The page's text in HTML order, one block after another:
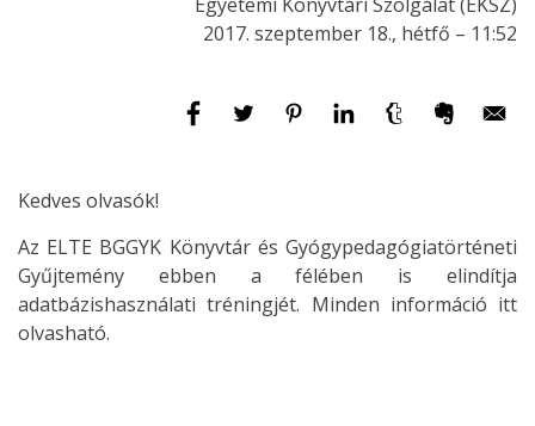
2017. szeptember 18., hétfő – 11:52
Kedves olvasók!
Az ELTE BGGYK Könyvtár és Gyógypedagógiatörténeti
Gyűjtemény ebben a félében is elindítja
adatbázishasználati tréningjét. Minden információ itt
olvasható.